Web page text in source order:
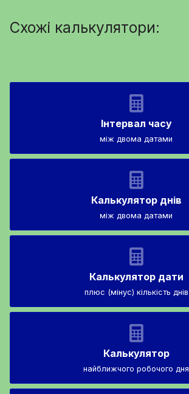
Схожі калькулятори:
Інтервал часу
між двома датами
Калькулятор днів
між двома датами
Калькулятор дати
плюс (мінус) кількість днів
Калькулятор
найближчого робочого дня